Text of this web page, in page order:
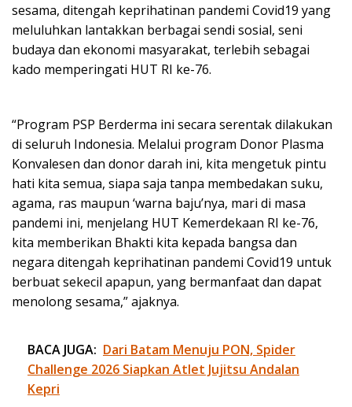
sesama, ditengah keprihatinan pandemi Covid19 yang
meluluhkan lantakkan berbagai sendi sosial, seni
budaya dan ekonomi masyarakat, terlebih sebagai
kado memperingati HUT RI ke-76.
“Program PSP Berderma ini secara serentak dilakukan
di seluruh Indonesia. Melalui program Donor Plasma
Konvalesen dan donor darah ini, kita mengetuk pintu
hati kita semua, siapa saja tanpa membedakan suku,
agama, ras maupun ‘warna baju’nya, mari di masa
pandemi ini, menjelang HUT Kemerdekaan RI ke-76,
kita memberikan Bhakti kita kepada bangsa dan
negara ditengah keprihatinan pandemi Covid19 untuk
berbuat sekecil apapun, yang bermanfaat dan dapat
menolong sesama,” ajaknya.
BACA JUGA: Dari Batam Menuju PON, Spider
Challenge 2026 Siapkan Atlet Jujitsu Andalan
Kepri